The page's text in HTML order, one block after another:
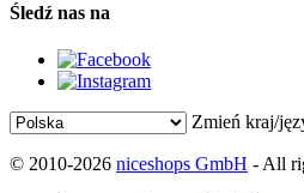
Śledź nas na
Zmień kraj/
© 2010-2026 niceshops GmbH - All